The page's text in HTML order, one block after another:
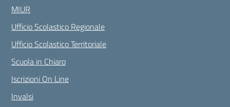
MIUR
Ufficio Scolastico Regionale
Ufficio Scolastico Territoriale
Scuola in Chiaro
Iscrizioni On Line
Invalsi